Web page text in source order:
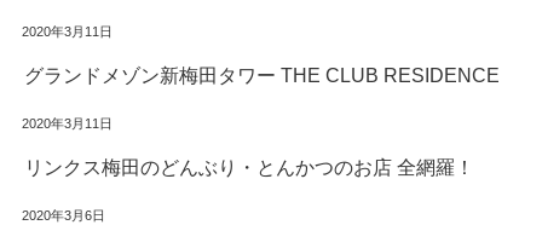
2020年3月11日
グランドメゾン新梅田タワー THE CLUB RESIDENCE
2020年3月11日
リンクス梅田のどんぶり・とんかつのお店 全網羅！
2020年3月6日